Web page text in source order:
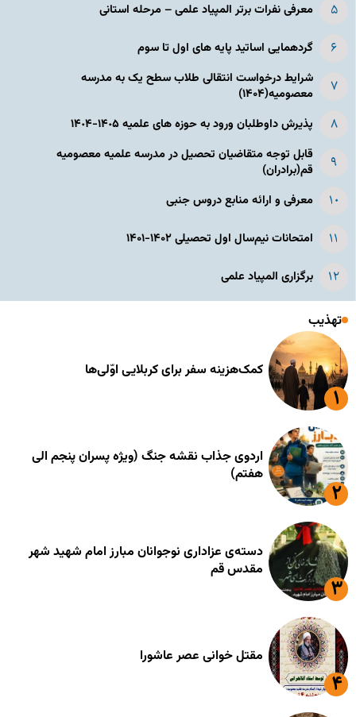
معرفی نفرات برتر المپیاد علمی – مرحله استانی
گردهمایی اساتید پایه های اول تا سوم
شرایط درخواست انتقالی طلاب سطح یک به مدرسه
معصومیه(۱۴۰۴)
پذیرش داوطلبان ورود به حوزه های علمیه ١۴٠۵-١۴٠۴
قابل توجه متقاضیان تحصیل در مدرسه علمیه معصومیه
قم(برادران)
معرفی و ارائه منابع دروس جنبی
امتحانات نیم‌سال اول تحصیلی ۱۴۰۲-۱۴۰۱
برگزاری المپیاد علمی
تهذیب
کمک‌هزینه سفر برای کربلایی اوّلی‌ها
اردوی جذاب نقشه جنگ (ویژه پسران پنجم الی
هفتم)
دسته‌ی عزاداری نوجوانان مبارز امام شهید شهر
مقدس قم
مقتل خوانی عصر عاشورا